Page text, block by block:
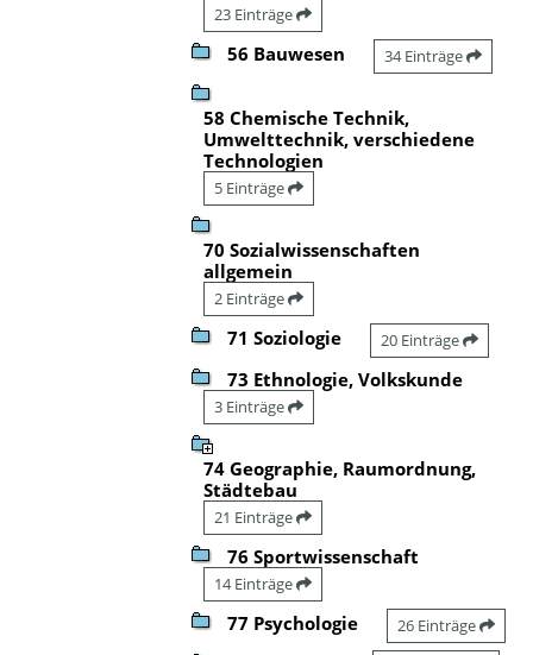
23 Einträge
56 Bauwesen 34 Einträge
58 Chemische Technik,
Umwelttechnik, verschiedene
Technologien
5 Einträge
70 Sozialwissenschaften
allgemein
2 Einträge
71 Soziologie 20 Einträge
73 Ethnologie, Volkskunde
3 Einträge
74 Geographie, Raumordnung,
Städtebau
21 Einträge
76 Sportwissenschaft
14 Einträge
77 Psychologie 26 Einträge